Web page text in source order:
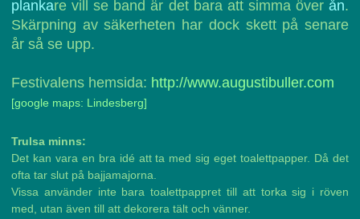
plankare vill se band är det bara att simma över ån.
Skärpning av säkerheten har dock skett på senare
år så se upp.
Festivalens hemsida: http://www.augustibuller.com
[google maps: Lindesberg]
Trulsa minns:
Det kan vara en bra idé att ta med sig eget toalettpapper. Då det
ofta tar slut på bajjamajorna.
Vissa använder inte bara toalettpappret till att torka sig i röven
med, utan även till att dekorera tält och vänner.